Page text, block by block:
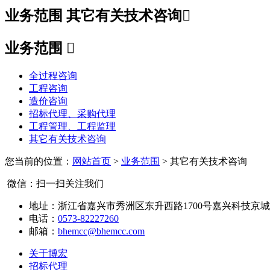
业务范围 其它有关技术咨询 
业务范围 
全过程咨询
工程咨询
造价咨询
招标代理、采购代理
工程管理、工程监理
其它有关技术咨询
您当前的位置： 网站首页 > 业务范围 > 其它有关技术咨询
微信：扫一扫关注我们
地址：浙江省嘉兴市秀洲区东升西路1700号嘉兴科技京
电话： 0573-82227260
邮箱： bhemcc@bhemcc.com
关于博宏
招标代理